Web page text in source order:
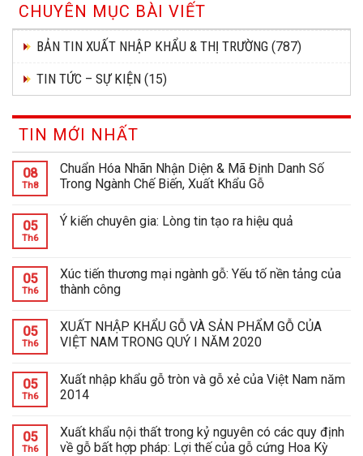
CHUYÊN MỤC BÀI VIẾT
BẢN TIN XUẤT NHẬP KHẨU & THỊ TRƯỜNG (787)
TIN TỨC – SỰ KIỆN (15)
TIN MỚI NHẤT
08
Th8
Chuẩn Hóa Nhãn Nhận Diện & Mã Định Danh Số
Trong Ngành Chế Biến, Xuất Khẩu Gỗ
05
Th6
Ý kiến chuyên gia: Lòng tin tạo ra hiệu quả
05
Th6
Xúc tiến thương mại ngành gỗ: Yếu tố nền tảng của
thành công
05
Th6
XUẤT NHẬP KHẨU GỖ VÀ SẢN PHẨM GỖ CỦA
VIỆT NAM TRONG QUÝ I NĂM 2020
05
Th6
Xuất nhập khẩu gỗ tròn và gỗ xẻ của Việt Nam năm
2014
05
Th6
Xuất khẩu nội thất trong kỷ nguyên có các quy định
về gỗ bất hợp pháp: Lợi thế của gỗ cứng Hoa Kỳ